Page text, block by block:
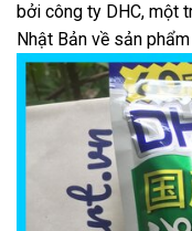
bởi công ty DHC, một
Nhật Bản về sản